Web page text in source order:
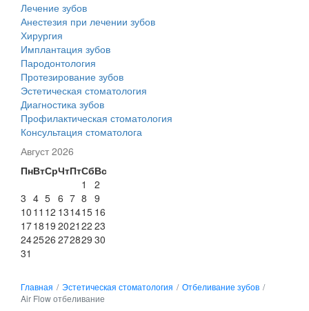
Лечение зубов
Анестезия при лечении зубов
Хирургия
Имплантация зубов
Пародонтология
Протезирование зубов
Эстетическая стоматология
Диагностика зубов
Профилактическая стоматология
Консультация стоматолога
Август 2026
ПнВтСрЧтПтСбВс
1
2
3 4 5 6 7 8 9
10 11 12 131415 16
171819 2021 22 23
242526 272829 30
31
Главная / Эстетическая стоматология / Отбеливание зубов /
Air Flow отбеливание